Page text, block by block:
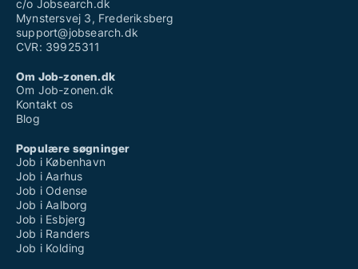
c/o Jobsearch.dk
Mynstersvej 3, Frederiksberg
support@jobsearch.dk
CVR: 39925311
Om Job-zonen.dk
Om Job-zonen.dk
Kontakt os
Blog
Populære søgninger
Job i København
Job i Aarhus
Job i Odense
Job i Aalborg
Job i Esbjerg
Job i Randers
Job i Kolding